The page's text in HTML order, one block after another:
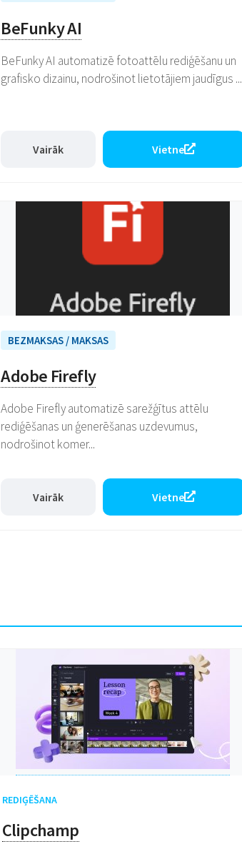
BeFunky AI
BeFunky AI automatizē fotoattēlu rediģēšanu un
grafisko dizainu, nodrošinot lietotājiem jaudīgus ...
Vairāk Vietne
BEZMAKSAS / MAKSAS
Adobe Firefly
Adobe Firefly automatizē sarežģītus attēlu
rediģēšanas un ģenerēšanas uzdevumus,
nodrošinot komer...
Vairāk Vietne
REDIĢĒŠANA
Clipchamp